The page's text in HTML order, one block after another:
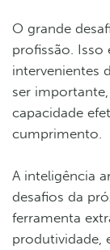
O grande
profissão. Isso
intervenientes
ser
capacidade
cumprimento.
A inteligência
desafios da
ferramenta
produtividade,